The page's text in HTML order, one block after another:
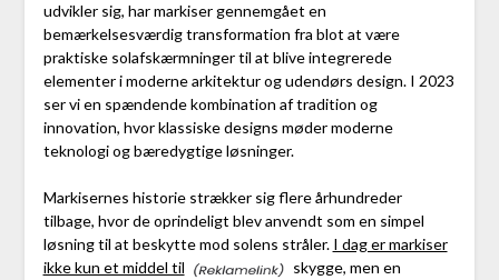
udvikler sig, har markiser gennemgået en
bemærkelsesværdig transformation fra blot at være
praktiske solafskærmninger til at blive integrerede
elementer i moderne arkitektur og udendørs design. I 2023
ser vi en spændende kombination af tradition og
innovation, hvor klassiske designs møder moderne
teknologi og bæredygtige løsninger.
Markisernes historie strækker sig flere århundreder
tilbage, hvor de oprindeligt blev anvendt som en simpel
løsning til at beskytte mod solens stråler. I dag er markiser
ikke kun et middel til
skygge, men en